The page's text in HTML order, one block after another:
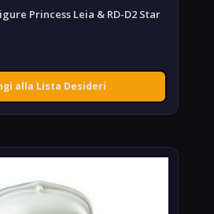
Princess Leia & RD-D2 Star
alla Lista Desideri